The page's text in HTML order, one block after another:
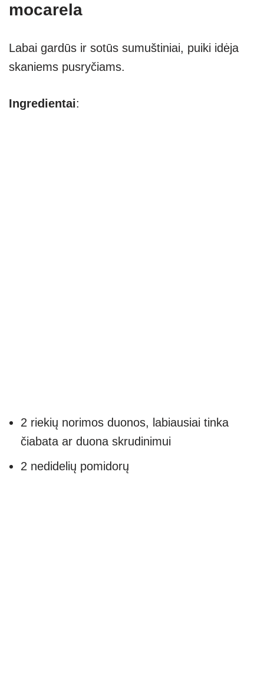
mocarela
Labai gardūs ir sotūs sumuštiniai, puiki idėja
skaniems pusryčiams.
Ingredientai:
2 riekių norimos duonos, labiausiai tinka
čiabata ar duona skrudinimui
2 nedidelių pomidorų